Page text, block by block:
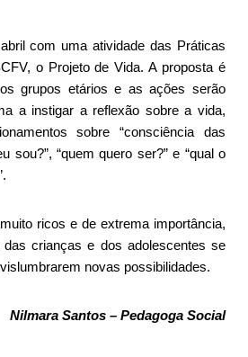
com uma atividade das Práticas
o Projeto de Vida. A proposta é
grupos etários e as ações serão
a instigar a reflexão sobre a vida,
sobre “consciência das
sou?”, “quem quero ser?” e “qual o
ricos e de extrema importância,
das crianças e dos adolescentes se
novas possibilidades.
Nilmara Santos – Pedagoga Social